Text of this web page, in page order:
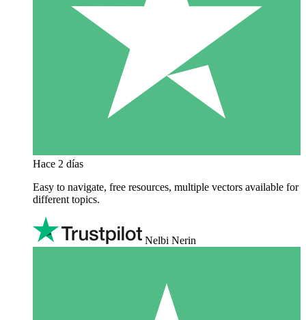
Hace 2 días
Easy to navigate, free resources, multiple vectors available for
different topics.
Nelbi Nerin